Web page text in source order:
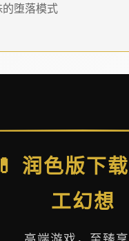
的堕落模式
💊 润色版下
工幻想